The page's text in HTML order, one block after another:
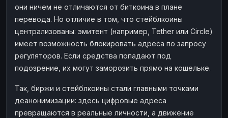
они ничем не отличаются от биткоина в плане
перевода. Но отличие в том, что стейблкоины
централизованы: эмитент (например, Tether или Circle)
имеет возможность блокировать адреса по запросу
регуляторов. Если средства попадают под
подозрение, их могут заморозить прямо на кошельке.
Так, биржи и стейблкоины стали главными точками
деанонимизации: здесь цифровые адреса
превращаются в реальные личности, а движение